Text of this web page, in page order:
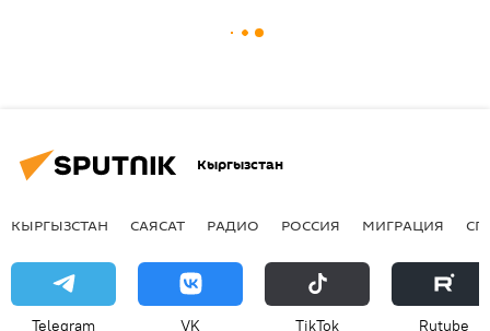
Кыргызстан
КЫРГЫЗСТАН САЯСАТ РАДИО РОССИЯ МИГРАЦИЯ
Telegram VK ТikТоk Rutube